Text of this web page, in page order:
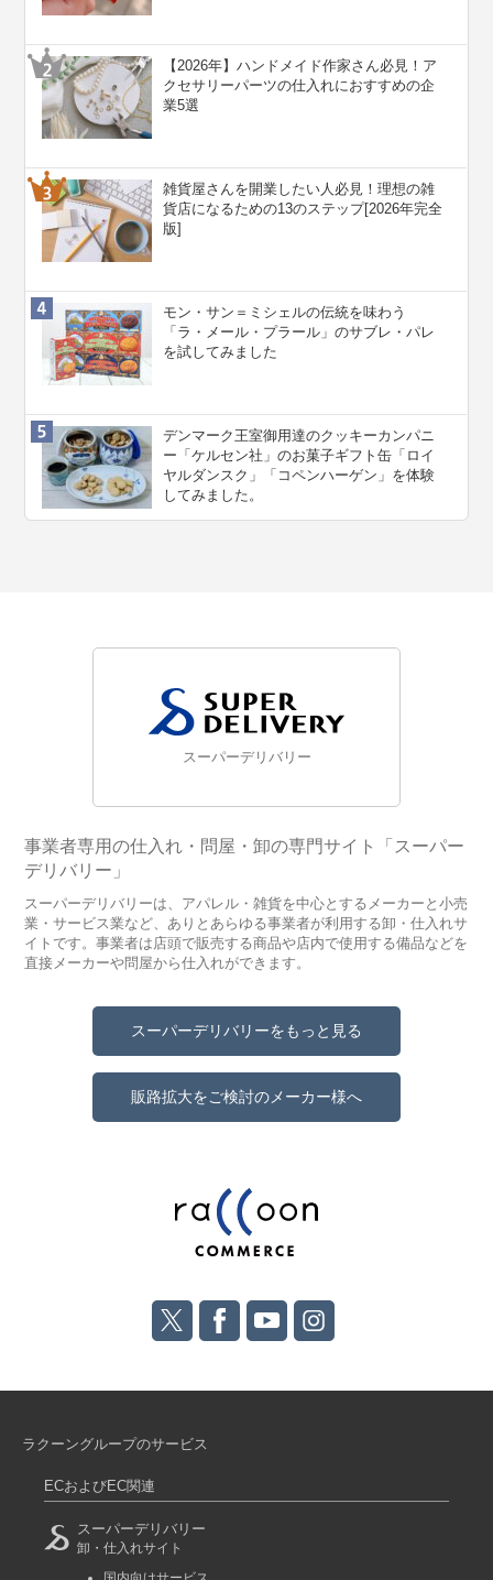
【2026年】ハンドメイド作家さん必見！ア
クセサリーパーツの仕入れにおすすめの企
業5選
雑貨屋さんを開業したい人必見！理想の雑
貨店になるための13のステップ[2026年完全
版]
モン・サン＝ミシェルの伝統を味わう
「ラ・メール・プラール」のサブレ・パレ
を試してみました
デンマーク王室御用達のクッキーカンパニ
ー「ケルセン社」のお菓子ギフト缶「ロイ
ヤルダンスク」「コペンハーゲン」を体験
してみました。
スーパーデリバリー
事業者専用の仕入れ・問屋・卸の専門サイト「スーパー
デリバリー」
スーパーデリバリーは、アパレル・雑貨を中心とするメーカーと小売
業・サービス業など、ありとあらゆる事業者が利用する卸・仕入れサ
イトです。事業者は店頭で販売する商品や店内で使用する備品などを
直接メーカーや問屋から仕入れができます。
スーパーデリバリーをもっと見る
販路拡大をご検討のメーカー様へ
ラクーングループのサービス
ECおよびEC関連
スーパーデリバリー
卸・仕入れサイト